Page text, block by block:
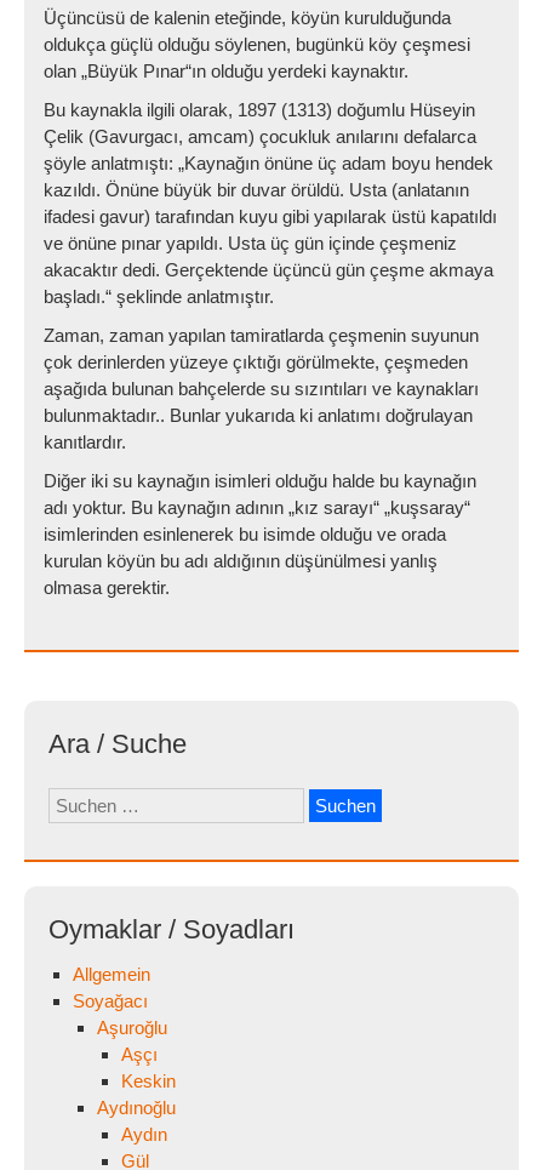
Üçüncüsü de kalenin eteğinde, köyün kurulduğunda
oldukça güçlü olduğu söylenen, bugünkü köy çeşmesi
olan „Büyük Pınar“ın olduğu yerdeki kaynaktır.
Bu kaynakla ilgili olarak, 1897 (1313) doğumlu Hüseyin
Çelik (Gavurgacı, amcam) çocukluk anılarını defalarca
şöyle anlatmıştı: „Kaynağın önüne üç adam boyu hendek
kazıldı. Önüne büyük bir duvar örüldü. Usta (anlatanın
ifadesi gavur) tarafından kuyu gibi yapılarak üstü kapatıldı
ve önüne pınar yapıldı. Usta üç gün içinde çeşmeniz
akacaktır dedi. Gerçektende üçüncü gün çeşme akmaya
başladı.“ şeklinde anlatmıştır.
Zaman, zaman yapılan tamiratlarda çeşmenin suyunun
çok derinlerden yüzeye çıktığı görülmekte, çeşmeden
aşağıda bulunan bahçelerde su sızıntıları ve kaynakları
bulunmaktadır.. Bunlar yukarıda ki anlatımı doğrulayan
kanıtlardır.
Diğer iki su kaynağın isimleri olduğu halde bu kaynağın
adı yoktur. Bu kaynağın adının „kız sarayı“ „kuşsaray“
isimlerinden esinlenerek bu isimde olduğu ve orada
kurulan köyün bu adı aldığının düşünülmesi yanlış
olmasa gerektir.
Ara / Suche
Suchen
nach:
Oymaklar / Soyadları
Allgemein
Soyağacı
Aşuroğlu
Aşçı
Keskin
Aydınoğlu
Aydın
Gül